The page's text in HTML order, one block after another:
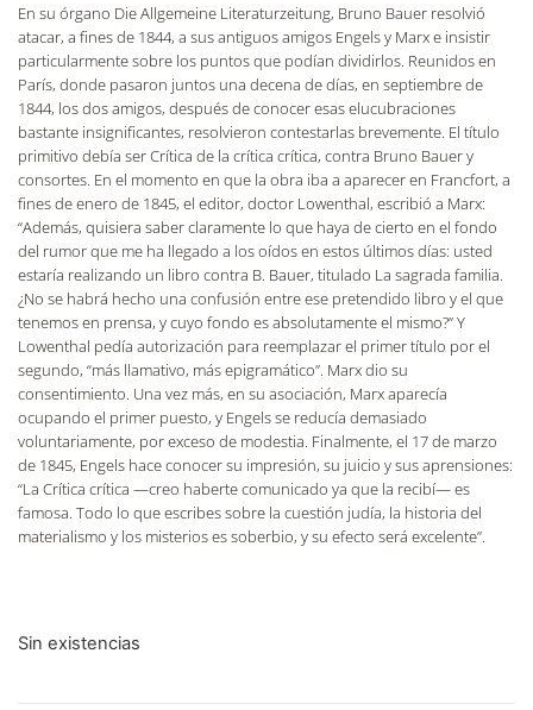
En su órgano Die Allgemeine Literaturzeitung, Bruno Bauer resolvió
atacar, a fines de 1844, a sus antiguos amigos Engels y Marx e insistir
particularmente sobre los puntos que podían dividirlos. Reunidos en
París, donde pasaron juntos una decena de días, en septiembre de
1844, los dos amigos, después de conocer esas elucubraciones
bastante insignificantes, resolvieron contestarlas brevemente. El título
primitivo debía ser Crítica de la crítica crítica, contra Bruno Bauer y
consortes. En el momento en que la obra iba a aparecer en Francfort, a
fines de enero de 1845, el editor, doctor Lowenthal, escribió a Marx:
“Además, quisiera saber claramente lo que haya de cierto en el fondo
del rumor que me ha llegado a los oídos en estos últimos días: usted
estaría realizando un libro contra B. Bauer, titulado La sagrada familia.
¿No se habrá hecho una confusión entre ese pretendido libro y el que
tenemos en prensa, y cuyo fondo es absolutamente el mismo?” Y
Lowenthal pedía autorización para reemplazar el primer título por el
segundo, “más llamativo, más epigramático”. Marx dio su
consentimiento. Una vez más, en su asociación, Marx aparecía
ocupando el primer puesto, y Engels se reducía demasiado
voluntariamente, por exceso de modestia. Finalmente, el 17 de marzo
de 1845, Engels hace conocer su impresión, su juicio y sus aprensiones:
“La Crítica crítica —creo haberte comunicado ya que la recibí— es
famosa. Todo lo que escribes sobre la cuestión judía, la historia del
materialismo y los misterios es soberbio, y su efecto será excelente”.
Sin existencias